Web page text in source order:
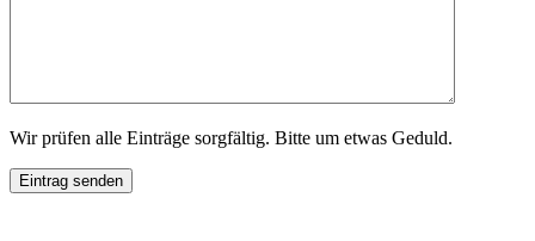
Wir prüfen alle Einträge sorgfältig. Bitte um etwas Geduld.